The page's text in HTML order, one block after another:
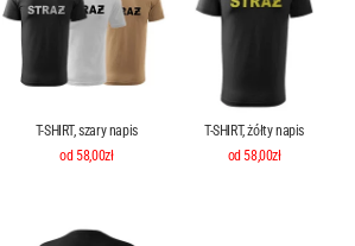
T-SHIRT, szary napis
od 58,00zł
T-SHIRT, żółty napis
od 58,00zł